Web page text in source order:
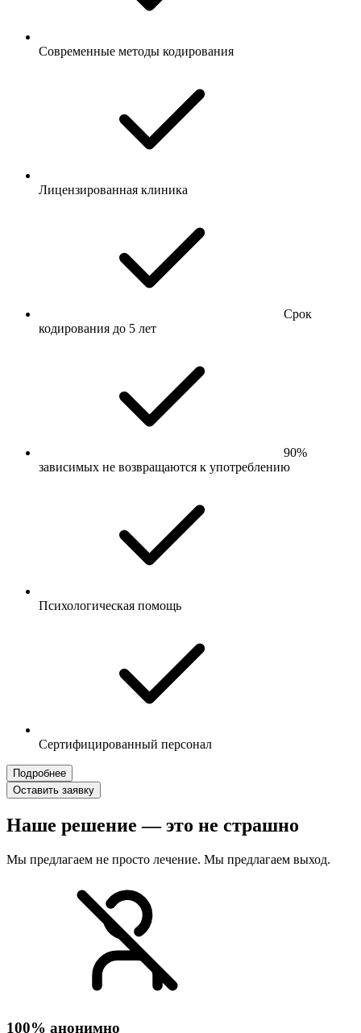
Современные методы кодирования
Лицензированная клиника
Срок
кодирования до 5 лет
90%
зависимых не возвращаются к употреблению
Психологическая помощь
Сертифицированный персонал
Подробнее
Оставить заявку
Наше решение — это не страшно
Мы предлагаем не просто лечение. Мы предлагаем выход.
100% анонимно